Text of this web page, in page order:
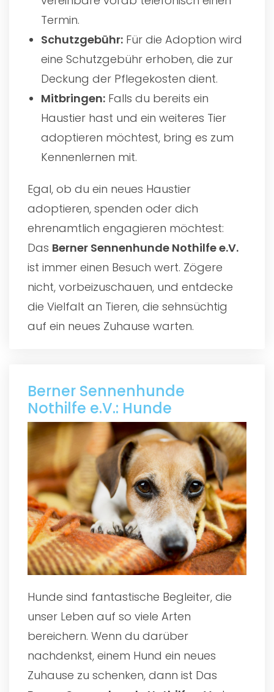
Termin.
Schutzgebühr: Für die Adoption wird
eine Schutzgebühr erhoben, die zur
Deckung der Pflegekosten dient.
Mitbringen: Falls du bereits ein
Haustier hast und ein weiteres Tier
adoptieren möchtest, bring es zum
Kennenlernen mit.
Egal, ob du ein neues Haustier
adoptieren, spenden oder dich
ehrenamtlich engagieren möchtest:
Das Berner Sennenhunde Nothilfe e.V.
ist immer einen Besuch wert. Zögere
nicht, vorbeizuschauen, und entdecke
die Vielfalt an Tieren, die sehnsüchtig
auf ein neues Zuhause warten.
Berner Sennenhunde
Nothilfe e.V.: Hunde
Hunde sind fantastische Begleiter, die
unser Leben auf so viele Arten
bereichern. Wenn du darüber
nachdenkst, einem Hund ein neues
Zuhause zu schenken, dann ist Das